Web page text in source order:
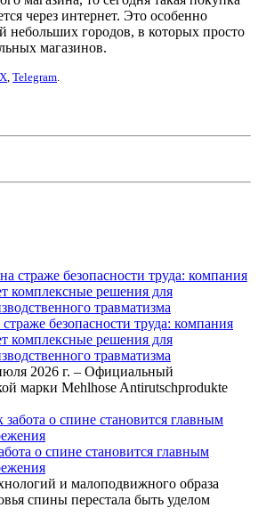
через интернет. Это особенно
небольших городов, в которых просто
магазинов.
, Telegram.
безопасности труда: компания
комплексные решения для
травматизма
2026 г. – Официальный
марки Mehlhose Antirutschprodukte
о спине становится главным
и малоподвижного образа
спины перестала быть уделом